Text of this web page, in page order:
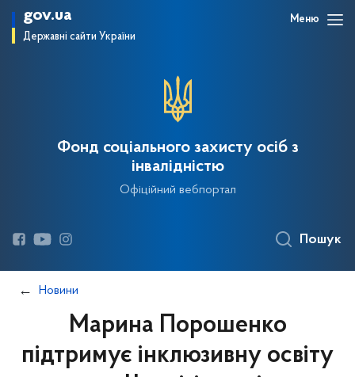
gov.ua
Державні сайти України
Меню
Фонд соціального захисту осіб з
інвалідністю
Офіційний вебпортал
Пошук
Новини
Марина Порошенко
підтримує інклюзивну освіту